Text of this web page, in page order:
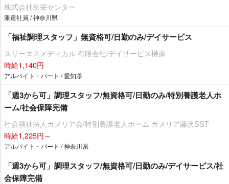
株式会社京栄センター
派遣社員 / 神奈川県
「福祉調理スタッフ」無資格可/日勤のみ/デイサービス
スリーエスメディカル 有限会社/デイサービス榊原
時給1,140円
アルバイト・パート / 愛知県
「週3から可」調理スタッフ/無資格可/日勤のみ/特別養護老人ホ
ーム/社会保障完備
社会福祉法人カメリア会/特別養護老人ホーム カメリア藤沢SST
時給1,225円～
アルバイト・パート / 神奈川県
「週3から可」調理スタッフ/無資格可/日勤のみ/デイサービス/社
会保障完備